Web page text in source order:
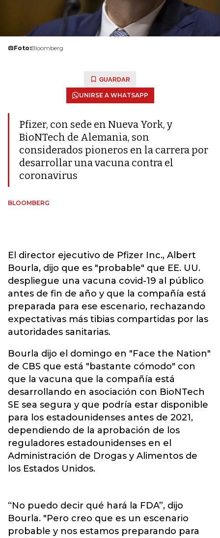
Foto:Bloomberg
GUARDAR
UNIRSE A WHATSAPP
Pfizer, con sede en Nueva York, y
BioNTech de Alemania, son
considerados pioneros en la carrera por
desarrollar una vacuna contra el
coronavirus
BLOOMBERG
El director ejecutivo de Pfizer Inc., Albert
Bourla, dijo que es "probable" que EE. UU.
despliegue una vacuna covid-19 al público
antes de fin de año y que la compañía está
preparada para ese escenario, rechazando
expectativas más tibias compartidas por las
autoridades sanitarias.
Bourla dijo el domingo en "Face the Nation"
de CBS que está "bastante cómodo" con
que la vacuna que la compañía está
desarrollando en asociación con BioNTech
SE sea segura y que podría estar disponible
para los estadounidenses antes de 2021,
dependiendo de la aprobación de los
reguladores estadounidenses en el
Administración de Drogas y Alimentos de
los Estados Unidos.
“No puedo decir qué hará la FDA”, dijo
Bourla. "Pero creo que es un escenario
probable y nos estamos preparando para